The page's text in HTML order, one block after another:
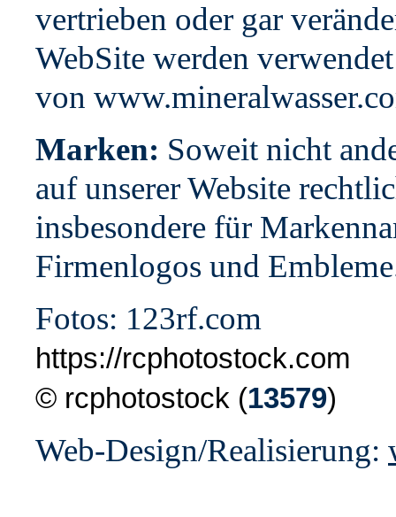
vertrieben oder gar
WebSite werden
von
Marken: Soweit nicht
auf unserer Website
insbesondere für
Firmenlogos und
Fotos: 123rf.com
https://rcphotostock.com
© rcphotostock (13579)
Web-Design/Realisierung: